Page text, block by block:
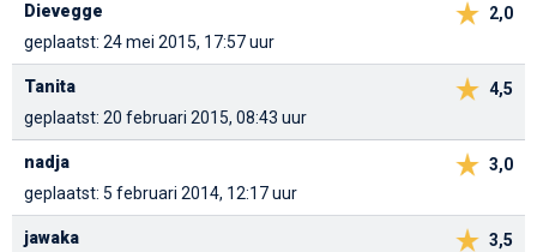
2,0
Dievegge
geplaatst: 24 mei 2015, 17:57 uur
4,5
Tanita
geplaatst: 20 februari 2015, 08:43 uur
3,0
nadja
geplaatst: 5 februari 2014, 12:17 uur
3,5
jawaka